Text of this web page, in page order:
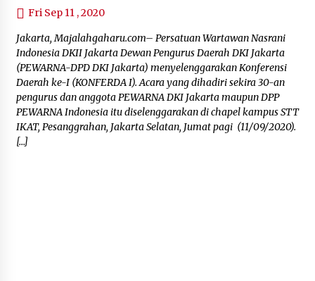
Fri Sep 11 , 2020
Jakarta, Majalahgaharu.com– Persatuan Wartawan Nasrani
Indonesia DKII Jakarta Dewan Pengurus Daerah DKI Jakarta
(PEWARNA-DPD DKI Jakarta) menyelenggarakan Konferensi
Daerah ke-I (KONFERDA I). Acara yang dihadiri sekira 30-an
pengurus dan anggota PEWARNA DKI Jakarta maupun DPP
PEWARNA Indonesia itu diselenggarakan di chapel kampus STT
IKAT, Pesanggrahan, Jakarta Selatan, Jumat pagi (11/09/2020).
[…]